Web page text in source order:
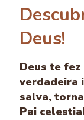
Deus!
Deus te fez
verdadeira
salva,
Pai